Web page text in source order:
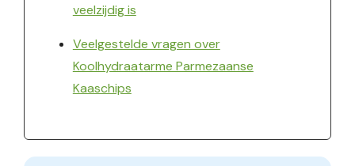
veelzijdig is
Veelgestelde vragen over
Koolhydraatarme Parmezaanse
Kaaschips